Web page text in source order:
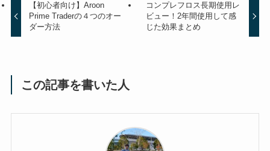
【初心者向け】Aroon
Prime Traderの４つのオー
ダー方法
コンプレフロス長期使用レ
ビュー！2年間使用して感
じた効果まとめ
この記事を書いた人